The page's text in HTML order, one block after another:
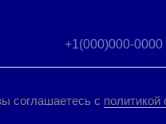
соглашаетесь с